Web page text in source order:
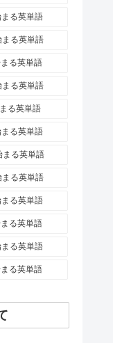
る英単語
まる英単語
る英単語
まる英単語
る英単語
る英単語
まる英単語
まる英単語
る英単語
る英単語
る英単語
る英単語